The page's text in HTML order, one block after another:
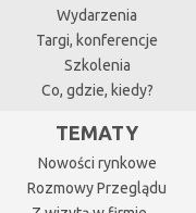
Wydarzenia
Targi, konferencje
Szkolenia
Co, gdzie, kiedy?
TEMATY
Nowości rynkowe
Rozmowy Przeglądu